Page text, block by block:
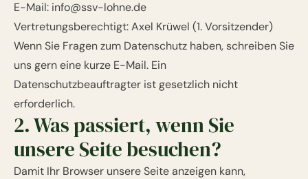
E-Mail: info@ssv-lohne.de
Vertretungsberechtigt: Axel Krüwel (1. Vorsitzender)
Wenn Sie Fragen zum Datenschutz haben, schreiben Sie
uns gern eine kurze E-Mail. Ein
Datenschutzbeauftragter ist gesetzlich nicht
erforderlich.
2. Was passiert, wenn Sie
unsere Seite besuchen?
Damit Ihr Browser unsere Seite anzeigen kann,